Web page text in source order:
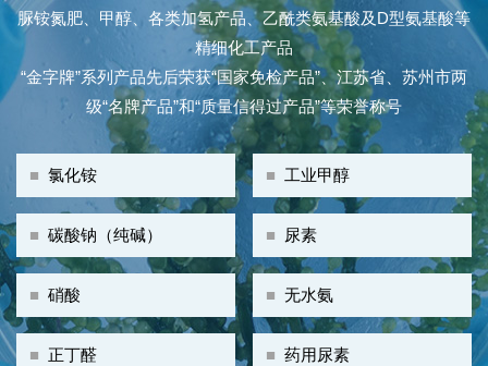
脲铵氮肥、甲醇、各类加氢产品、乙酰类氨基酸及D型氨基酸等
精细化工产品
“金字牌”系列产品先后荣获“国家免检产品”、江苏省、苏州市两
级“名牌产品”和“质量信得过产品”等荣誉称号
■ 工业甲醇
■ 氯化铵
■ 尿素
■ 碳酸钠（纯碱）
■无水氨
■ 硝酸
■药用尿素
■ 正丁醛